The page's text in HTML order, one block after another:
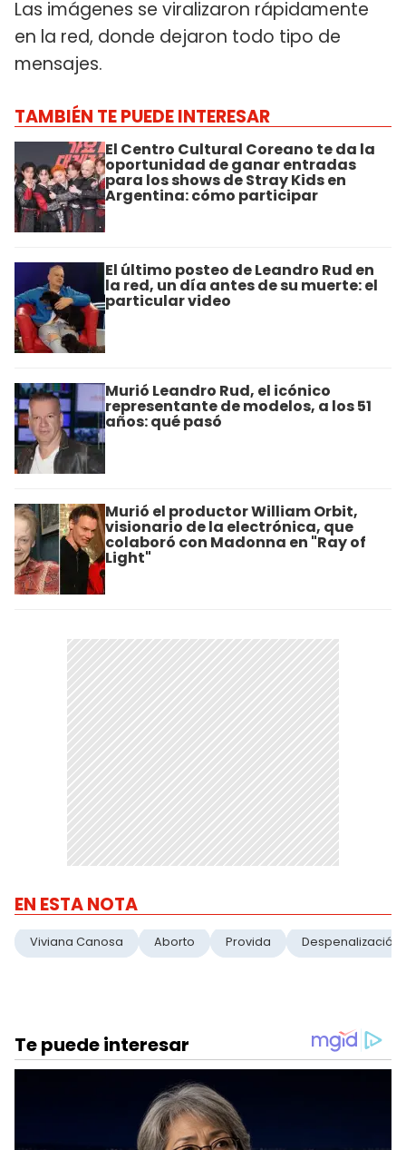
Las imágenes se viralizaron rápidamente
en la red, donde dejaron todo tipo de
mensajes.
TAMBIÉN TE PUEDE INTERESAR
El Centro Cultural Coreano te da la
oportunidad de ganar entradas
para los shows de Stray Kids en
Argentina: cómo participar
El último posteo de Leandro Rud en
la red, un día antes de su muerte: el
particular video
Murió Leandro Rud, el icónico
representante de modelos, a los 51
años: qué pasó
Murió el productor William Orbit,
visionario de la electrónica, que
colaboró con Madonna en "Ray of
Light"
EN ESTA NOTA
Viviana Canosa Aborto Provida Despenalización